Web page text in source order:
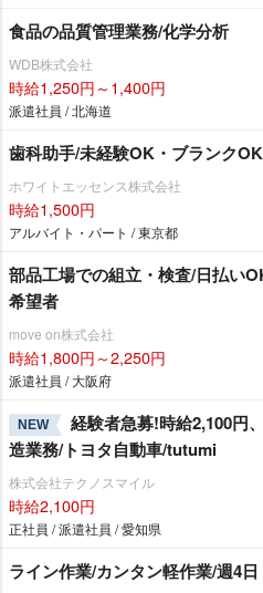
食品の品質管理業務/化学分析
WDB株式会社
時給1,250円～1,400円
派遣社員 / 北海道
歯科助手/未経験OK・ブランクOK
ホワイトエッセンス株式会社
時給1,500円
アルバイト・パート / 東京都
部品工場での組立・検査/日払い
希望者
move on株式会社
時給1,800円～2,250円
派遣社員 / 大阪府
NEW
経験者急募!時給2,100円
造業務/トヨタ自動車/tutumi
株式会社テクノスマイル
時給2,100円
正社員 / 派遣社員 / 愛知県
ライン作業/カンタン軽作業/週4